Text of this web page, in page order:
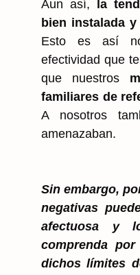
Aun así,
la
bien instalada
Esto es así
efectividad que
que nuestros
familiares de
A nosotros
amenazaban.
Sin embargo,
negativas
afectuosa y
comprenda
dichos límites